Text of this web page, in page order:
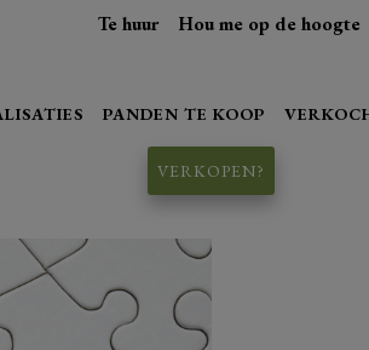
Te huur Hou me op de hoogte
PANDEN TE KOOP
VERKOPEN?